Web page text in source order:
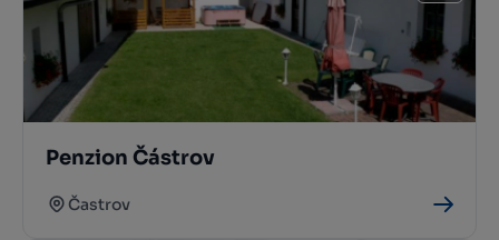
Penzion Částrov
Častrov